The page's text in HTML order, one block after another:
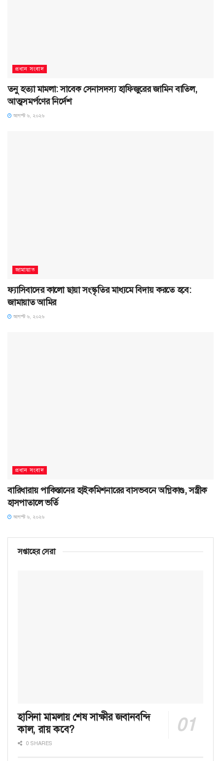
প্রধান সংবাদ
তনু হত্যা মামলা: সাবেক সেনাসদস্য হাফিজুরের জামিন বাতিল,
আত্মসমর্পণের নির্দেশ
আগস্ট ৬, ২০২৬
জামায়াত
ফ্যাসিবাদের কালো ছায়া সংস্কৃতির মাধ্যমে বিদায় করতে হবে:
জামায়াত আমির
আগস্ট ৬, ২০২৬
প্রধান সংবাদ
বারিধারায় পাকিস্তানের হাইকমিশনারের বাসভবনে অগ্নিকাণ্ড, সস্ত্রীক
হাসপাতালে ভর্তি
আগস্ট ৬, ২০২৬
সপ্তাহের সেরা
হাসিনা মামলায় শেষ সাক্ষীর জবানবন্দি
কাল, রায় কবে?
0 SHARES